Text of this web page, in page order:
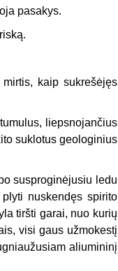
pasakys.
kaip sukrešėjęs
liepsnojančius
suklotus geologinius
susproginėjusiu ledu
nuskendęs spirito
tiršti garai, nuo kurių
visi gaus užmokestį
aliumininį